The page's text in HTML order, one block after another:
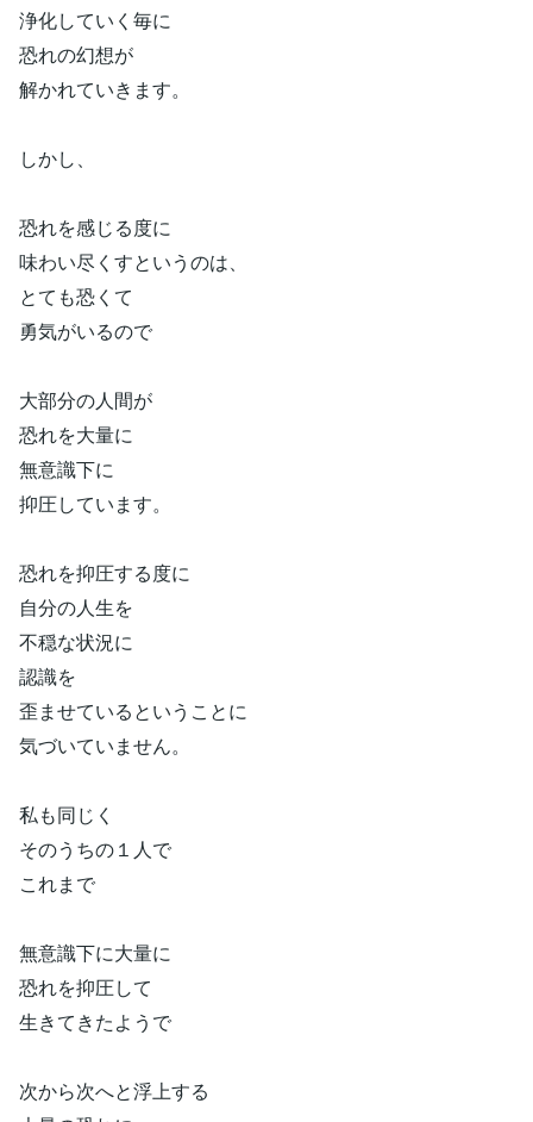
浄化していく毎に
恐れの幻想が
解かれていきます。
しかし、
恐れを感じる度に
味わい尽くすというのは、
とても恐くて
勇気がいるので
大部分の人間が
恐れを大量に
無意識下に
抑圧しています。
恐れを抑圧する度に
自分の人生を
不穏な状況に
認識を
歪ませているということに
気づいていません。
私も同じく
そのうちの１人で
これまで
無意識下に大量に
恐れを抑圧して
生きてきたようで
次から次へと浮上する